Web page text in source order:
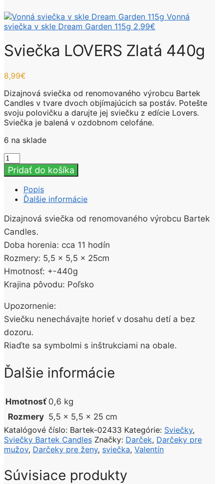
Vonná
sviečka v skle Dream Garden 115g 2,99€
Sviečka LOVERS Zlatá 440g
8,99€
Dizajnová sviečka od renomovaného výrobcu Bartek
Candles v tvare dvoch objímajúcich sa postáv. Potešte
svoju polovičku a darujte jej sviečku z edície Lovers.
Sviečka je balená v ozdobnom celofáne.
6 na sklade
množstvo
Sviečka
LOVERS
Pridať do košíka
Popis
Ďalšie informácie
Dizajnová sviečka od renomovaného výrobcu Bartek
Candles.
Doba horenia: cca 11 hodín
Rozmery: 5,5 x 5,5 x 25cm
Hmotnosť: +-440g
Krajina pôvodu: Poľsko
Upozornenie:
Sviečku nenechávajte horieť v dosahu detí a bez
dozoru.
Riaďte sa symbolmi s inštrukciami na obale.
Ďalšie informácie
Hmotnosť 0,6 kg
Rozmery 5,5 × 5,5 × 25 cm
Katalógové číslo: Bartek-02433 Kategórie: Sviečky,
Sviečky Bartek Candles Značky: Darček, Darčeky pre
mužov, Darčeky pre ženy, sviečka, Valentín
Súvisiace produkty